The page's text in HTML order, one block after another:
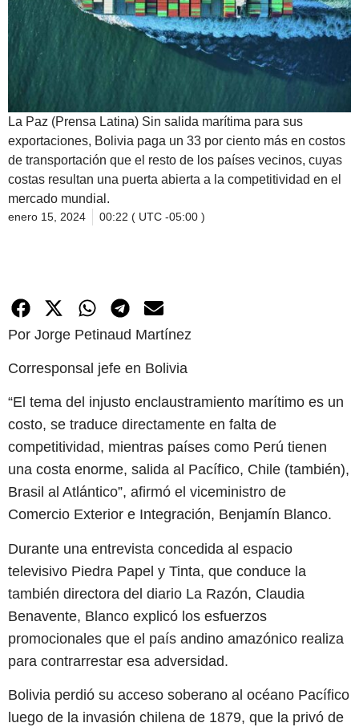
La Paz (Prensa Latina) Sin salida marítima para sus
exportaciones, Bolivia paga un 33 por ciento más en costos
de transportación que el resto de los países vecinos, cuyas
costas resultan una puerta abierta a la competitividad en el
mercado mundial.
enero 15, 2024 00:22 ( UTC -05:00 )
Por Jorge Petinaud Martínez
Corresponsal jefe en Bolivia
“El tema del injusto enclaustramiento marítimo es un
costo, se traduce directamente en falta de
competitividad, mientras países como Perú tienen
una costa enorme, salida al Pacífico, Chile (también),
Brasil al Atlántico”, afirmó el viceministro de
Comercio Exterior e Integración, Benjamín Blanco.
Durante una entrevista concedida al espacio
televisivo Piedra Papel y Tinta, que conduce la
también directora del diario La Razón, Claudia
Benavente, Blanco explicó los esfuerzos
promocionales que el país andino amazónico realiza
para contrarrestar esa adversidad.
Bolivia perdió su acceso soberano al océano Pacífico
luego de la invasión chilena de 1879, que la privó de